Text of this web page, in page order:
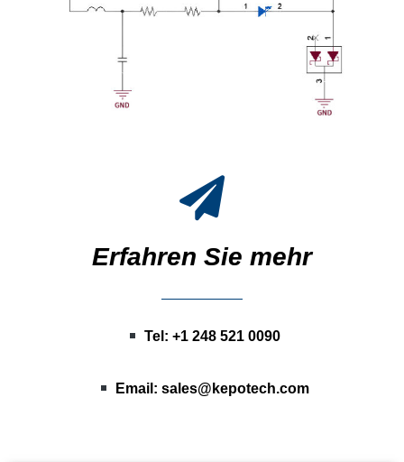
Erfahren Sie mehr
Tel: +1 248 521 0090
Email: sales@kepotech.com